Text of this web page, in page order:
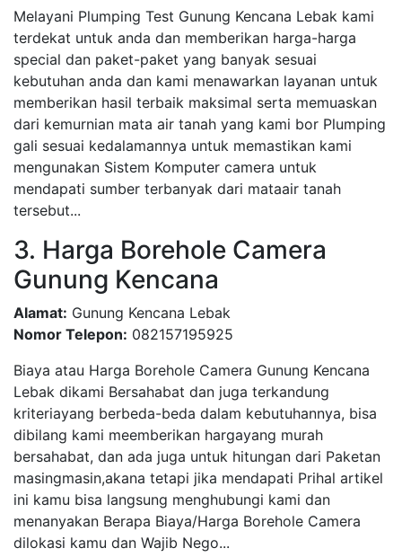
Melayani Plumping Test Gunung Kencana Lebak kami
terdekat untuk anda dan memberikan harga-harga
special dan paket-paket yang banyak sesuai
kebutuhan anda dan kami menawarkan layanan untuk
memberikan hasil terbaik maksimal serta memuaskan
dari kemurnian mata air tanah yang kami bor Plumping
gali sesuai kedalamannya untuk memastikan kami
mengunakan Sistem Komputer camera untuk
mendapati sumber terbanyak dari mataair tanah
tersebut...
3. Harga Borehole Camera
Gunung Kencana
Alamat: Gunung Kencana Lebak
Nomor Telepon: 082157195925
Biaya atau Harga Borehole Camera Gunung Kencana
Lebak dikami Bersahabat dan juga terkandung
kriteriayang berbeda-beda dalam kebutuhannya, bisa
dibilang kami meemberikan hargayang murah
bersahabat, dan ada juga untuk hitungan dari Paketan
masingmasin,akana tetapi jika mendapati Prihal artikel
ini kamu bisa langsung menghubungi kami dan
menanyakan Berapa Biaya/Harga Borehole Camera
dilokasi kamu dan Wajib Nego...